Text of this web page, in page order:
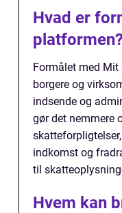
Hvad er
platformen?
Formålet med
borgere og
indsende og
gør det nemmere
indkomst og
til
Hvem kan